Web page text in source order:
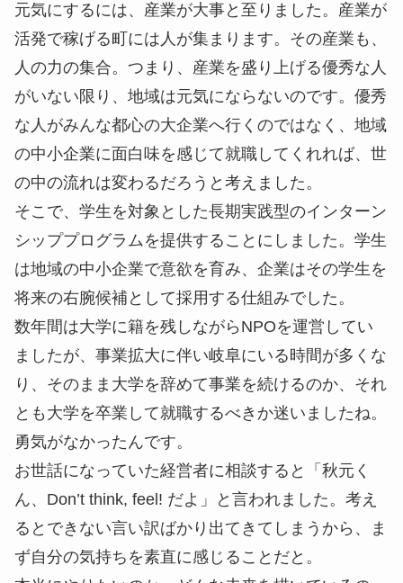
元気にするには、産業が大事と至りました。産業が
活発で稼げる町には人が集まります。その産業も、
人の力の集合。つまり、産業を盛り上げる優秀な人
がいない限り、地域は元気にならないのです。優秀
な人がみんな都心の大企業へ行くのではなく、地域
の中小企業に面白味を感じて就職してくれれば、世
の中の流れは変わるだろうと考えました。
そこで、学生を対象とした長期実践型のインターン
シッププログラムを提供することにしました。学生
は地域の中小企業で意欲を育み、企業はその学生を
将来の右腕候補として採用する仕組みでした。
数年間は大学に籍を残しながらNPOを運営してい
ましたが、事業拡大に伴い岐阜にいる時間が多くな
り、そのまま大学を辞めて事業を続けるのか、それ
とも大学を卒業して就職するべきか迷いましたね。
勇気がなかったんです。
お世話になっていた経営者に相談すると「秋元く
ん、Don’t think, feel! だよ」と言われました。考え
るとできない言い訳ばかり出てきてしまうから、ま
ず自分の気持ちを素直に感じることだと。